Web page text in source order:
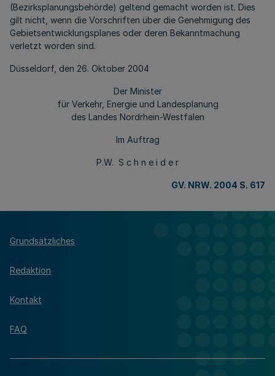
(Bezirksplanungsbehörde) geltend gemacht worden ist. Dies
gilt nicht, wenn die Vorschriften über die Genehmigung des
Gebietsentwicklungsplanes oder deren Bekanntmachung
verletzt worden sind.
Düsseldorf, den 26. Oktober 2004
Der Minister
für Verkehr, Energie und Landesplanung
des Landes Nordrhein-Westfalen
Im Auftrag
P.W. S c h n e i d e r
GV. NRW. 2004 S. 617
Grundsätzliches
Redaktion
Kontakt
FAQ